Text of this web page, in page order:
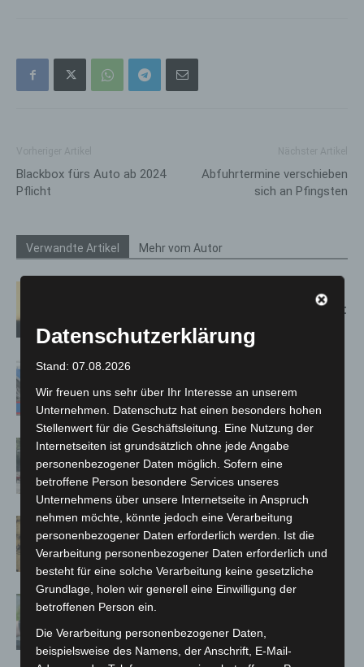
Blackbox fürs Auto ab 2024
Pflicht
Abfuhrtermine verschieben
sich an Pfingsten
Verwandte Artikel Mehr vom Autor
Population in Niedersachsen entdeckt
Mann läuft mit Hockeyschläger über
A7 – Polizei sucht Zeugen
Gasleitung bei McDonald’s-Umbau in
Langenhagen beschädigt
Hannover Klassik Open Air 2026:
Französische Oper im Maschpark
Langenhagen: Autofahrer mit 3,17
Datenschutzerklärung
Stand: 07.08.2026
Wir freuen uns sehr über Ihr Interesse an unserem
Unternehmen. Datenschutz hat einen besonders hohen
Stellenwert für die Geschäftsleitung. Eine Nutzung der
Internetseiten ist grundsätzlich ohne jede Angabe
personenbezogener Daten möglich. Sofern eine
betroffene Person besondere Services unseres
Unternehmens über unsere Internetseite in Anspruch
nehmen möchte, könnte jedoch eine Verarbeitung
personenbezogener Daten erforderlich werden. Ist die
Verarbeitung personenbezogener Daten erforderlich und
besteht für eine solche Verarbeitung keine gesetzliche
Grundlage, holen wir generell eine Einwilligung der
betroffenen Person ein.
Die Verarbeitung personenbezogener Daten,
beispielsweise des Namens, der Anschrift, E-Mail-